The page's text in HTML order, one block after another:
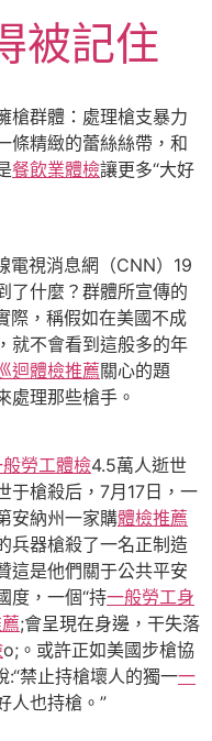
被記住
群體：處理槍支暴力
條精緻的蕾絲絲帶，和
餐飲業體檢讓更多“大好
電視消息網（CNN）19
了什麼？群體所宣傳的
際，稱假如在美國不成
就不會看到這般多的年
迴體檢推薦關心的題
處理那些槍手。
勞工體檢4.5萬人逝世
于槍殺后，7月17日，一
安納州一家購體檢推薦
器槍殺了一名正制造
這是他們關于公共平安
度，一個“持一般勞工身
;會呈現在身邊，干失落
o;。或許正如美國步槍協
禁止持槍壞人的獨一一
人也持槍。”